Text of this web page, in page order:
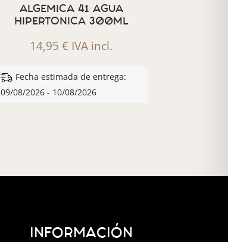
ALGEMICA 41 AGUA
HIPERTONICA 300ML
14,95€ IVA incl.
Fecha estimada de entrega:
09/08/2026 - 10/08/2026
INFORMACIÓN